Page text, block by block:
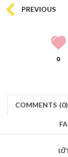
PREVIOUS
0
COMMENTS (0)
เ